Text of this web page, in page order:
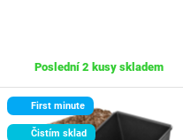
Poslední 2 kusy skladem
First minute
Čistím sklad